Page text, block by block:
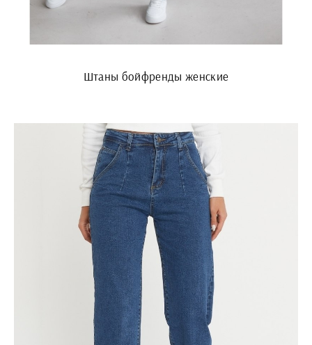
Штаны бойфренды женские